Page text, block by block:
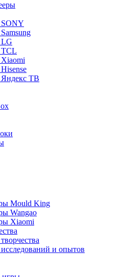
SONY
LG
TCL
Яндекс ТВ
Mould King
Wangao
Xiaomi
и опытов